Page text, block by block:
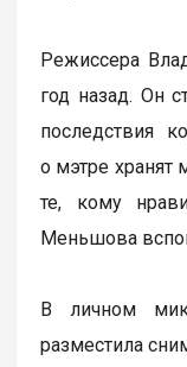
Режиссера
год назад. Он
последствия
о мэтре хранят
те, кому
Меньшова
В личном
разместила